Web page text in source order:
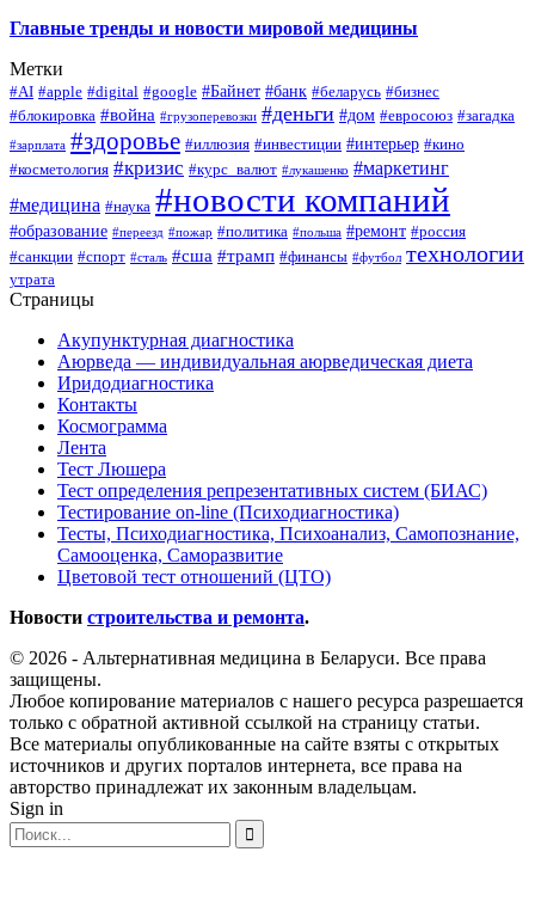
Главные тренды и новости мировой медицины
Метки
#AI #apple #digital #google #Байнет #банк #беларусь #бизнес
#блокировка #война #грузоперевозки #деньги #дом #евросоюз #загадка
#зарплата #здоровье #иллюзия #инвестиции #интерьер #кино
#косметология #кризис #курс_валют #лукашенко #маркетинг
#медицина #наука #новости компаний
#образование #переезд #пожар #политика #польша #ремонт #россия
#санкции #спорт #сталь #сша #трамп #финансы #футбол технологии
утрата
Страницы
Акупунктурная диагностика
Аюрведа — индивидуальная аюрведическая диета
Иридодиагностика
Контакты
Космограмма
Лента
Тест Люшера
Тест определения репрезентативных систем (БИАС)
Тестирование on-line (Психодиагностика)
Тесты, Психодиагностика, Психоанализ, Самопознание,
Самооценка, Саморазвитие
Цветовой тест отношений (ЦТО)
Новости строительства и ремонта.
© 2026 - Альтернативная медицина в Беларуси. Все права
защищены.
Любое копирование материалов с нашего ресурса разрешается
только с обратной активной ссылкой на страницу статьи.
Все материалы опубликованные на сайте взяты с открытых
источников и других порталов интернета, все права на
авторство принадлежат их законным владельцам.
Sign in